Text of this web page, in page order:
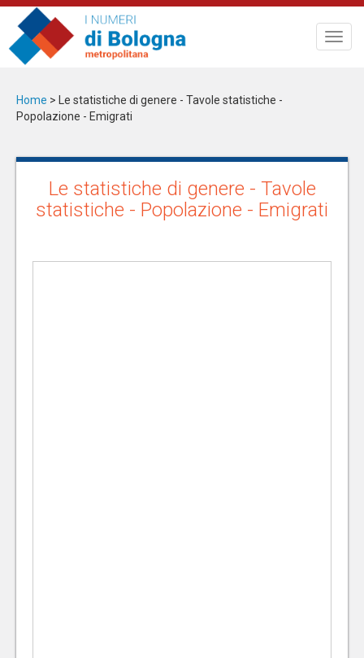
Salta
contenuto
principale
Home >
Le statistiche di genere - Tavole statistiche -
Popolazione - Emigrati
Le statistiche di genere - Tavole
statistiche - Popolazione - Emigrati